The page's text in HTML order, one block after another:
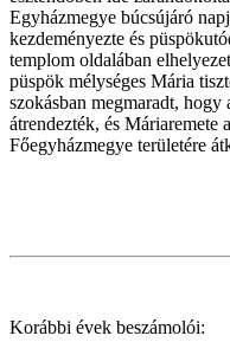
Egyházmegye búcsújáró
kezdeményezte és
templom oldalában
püspök mélységes Mária
szokásban megmaradt,
átrendezték, és Máriaremete
Főegyházmegye területére
Korábbi évek beszámolói: